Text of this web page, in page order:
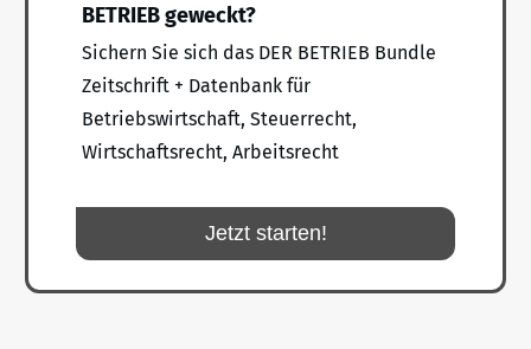
BETRIEB geweckt?
Sichern Sie sich das DER BETRIEB Bundle
Zeitschrift + Datenbank für
Betriebswirtschaft, Steuerrecht,
Wirtschaftsrecht, Arbeitsrecht
Jetzt starten!